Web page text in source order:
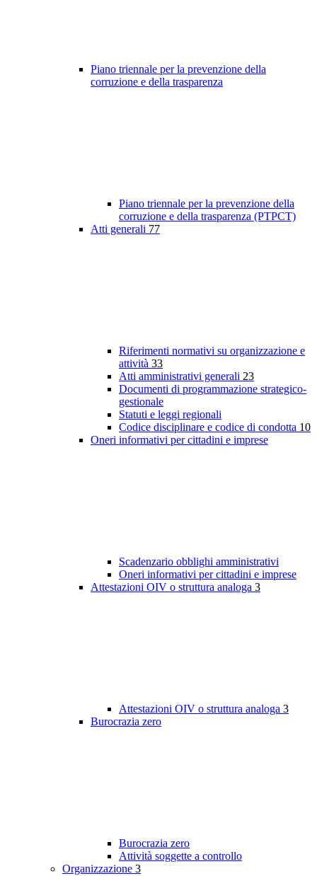
Piano triennale per la prevenzione della
corruzione e della trasparenza
Piano triennale per la prevenzione della
corruzione e della trasparenza (PTPCT)
Atti generali 77
Riferimenti normativi su organizzazione e
attività 33
Atti amministrativi generali 23
Documenti di programmazione strategico-
gestionale
Statuti e leggi regionali
Codice disciplinare e codice di condotta 10
Oneri informativi per cittadini e imprese
Scadenzario obblighi amministrativi
Oneri informativi per cittadini e imprese
Attestazioni OIV o struttura analoga 3
Attestazioni OIV o struttura analoga 3
Burocrazia zero
Burocrazia zero
Attività soggette a controllo
Organizzazione 3